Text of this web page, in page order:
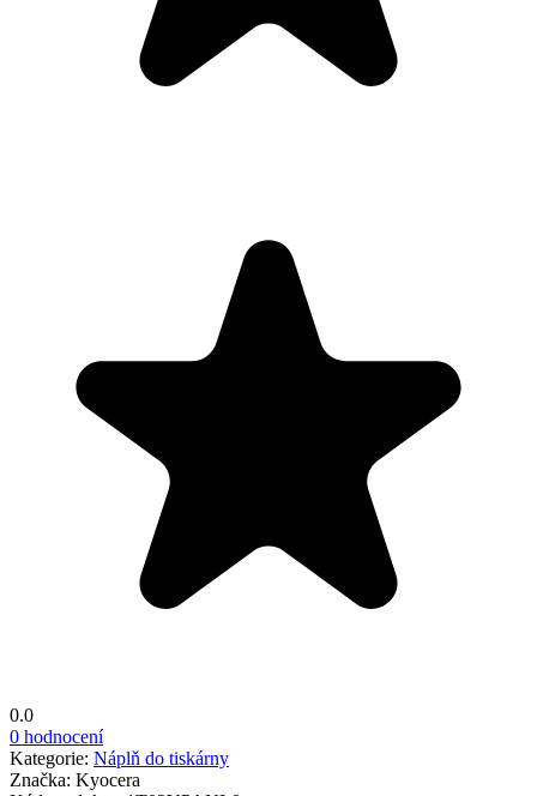
0.0
0 hodnocení
Kategorie: Náplň do tiskárny
Značka: Kyocera